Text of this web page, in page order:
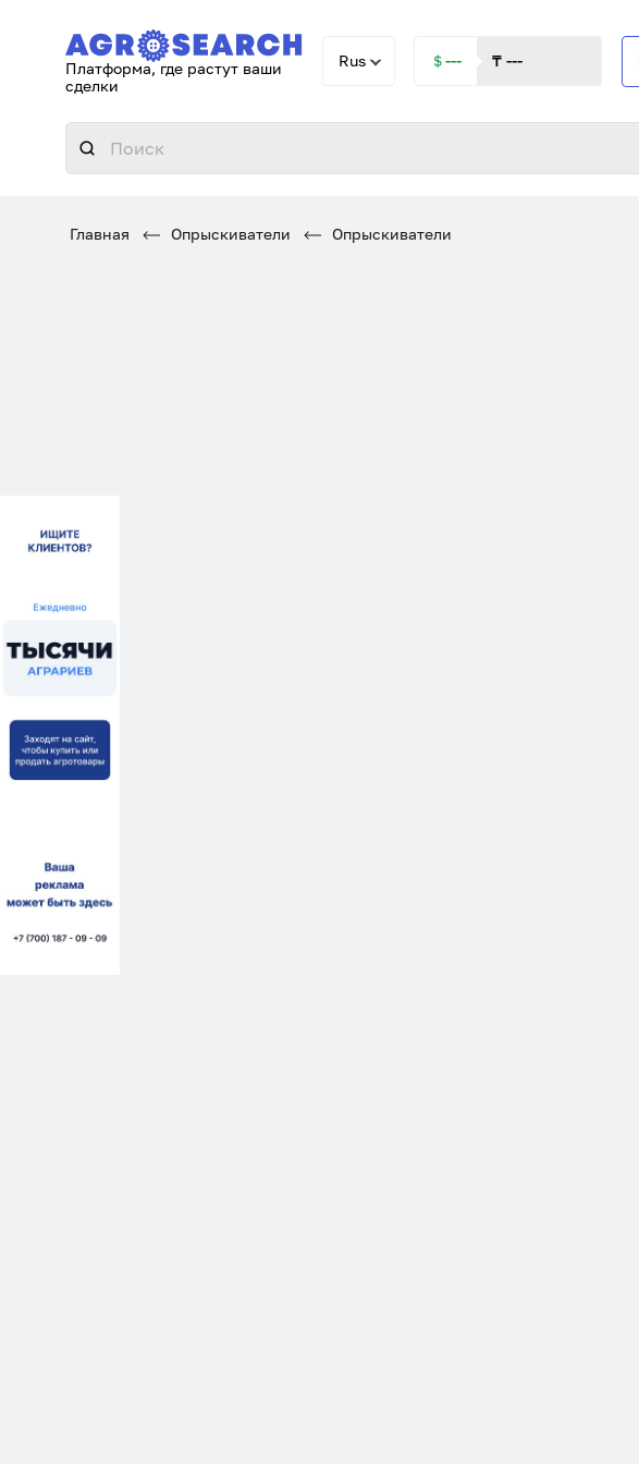
Платформа, где растут ваши
сделки
Rus ＄--- ₸ ---
Главная Опрыскиватели Опрыскиватели